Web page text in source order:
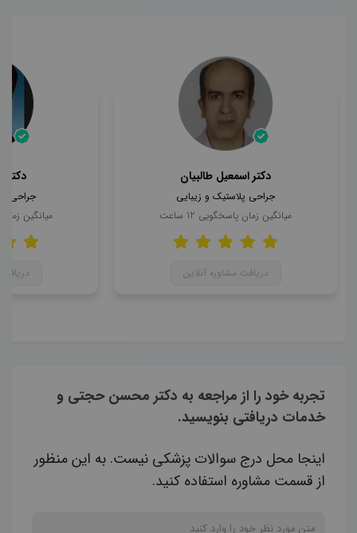
دکتر اسمعیل طالبیان
جراحی پلاستیک و زیبایی
میانگین زمان پاسخگویی 12 ساعت
دریافت مشاوره آنلاین
دکتر
جراحی
میانگین
تجربه خود را از مراجعه به دکتر محسن حجتی و
خدمات دریافتی بنویسید.
اینجا محل درج سوالات پزشکی نیست. به این منظور
از قسمت مشاوره استفاده کنید.